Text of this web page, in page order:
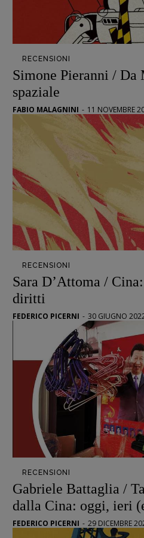
Scienza
Stranimondi
Tornare a Ballard
Valerio Evangelisti
Vampirismi
Zong!
DIRETTRICE RESPONSABILE
Antonella Marrone
Walter Catalano Giuseppe
Anna da Re Roberto
Grasso,Fabio Malagnini
Marcoli Elisabetta Michielin,
Spallina Roberto Sturm,
CONTATTI
Case editrici e coordinamento
recensioni:
Elio Grasso
Coordinamento Primo Piano:
Elisabetta Michielin
Coordinamento News in
Anna da Re
Coordinamento Fumetti:
Fabio Malagnini
[fabio.malagnini@gmail.com]
Coordinamento Pulp for kids e
media:
ARCHIVIO E AUTORI
RECENSIONI
Simone Pieranni / Da
spaziale
FABIO MALAGNINI - 11 NOVEMBRE
RECENSIONI
Sara D’Attoma /
diritti
FEDERICO PICERNI - 30 GIUGNO
RECENSIONI
Gabriele Battaglia /
dalla Cina: oggi, ieri
FEDERICO PICERNI - 29 DICEMBRE